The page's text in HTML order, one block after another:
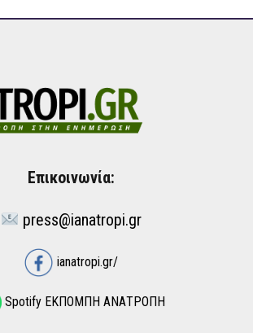
Επικοινωνία:
press@ianatropi.gr
ianatropi.gr/
Spotify ΕΚΠΟΜΠΗ ΑΝΑΤΡΟΠΗ